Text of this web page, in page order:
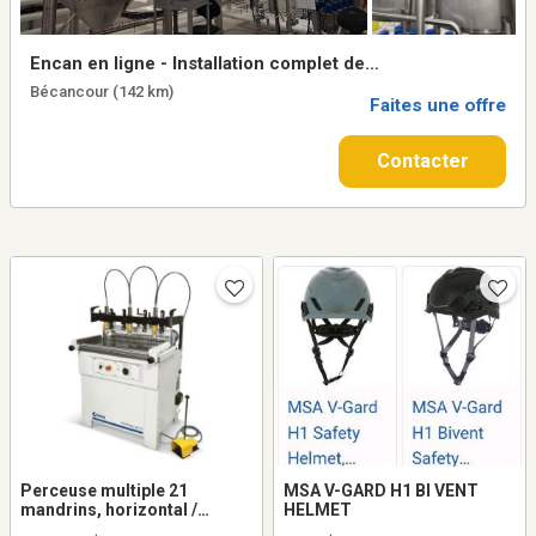
Faites une offre
Contacter
Encan en ligne - Installation complet de
Innovation Virentia Inc. a Becancour,
Quebec. Termine le 16 septembre de 11h00
Bécancour (142 km)
Perceuse multiple 21
mandrins, horizontal /
MSA V-GARD H1 BI VENT
HELMET